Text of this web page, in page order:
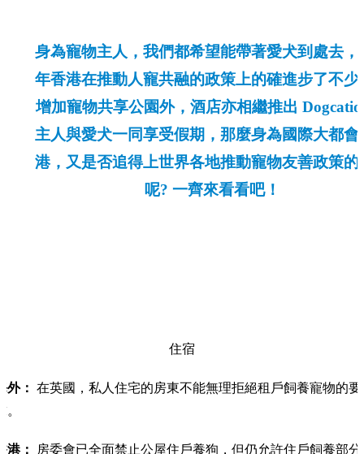
身為寵物主人，我們都希望能帶著愛犬到處去，
年香港在推動人寵共融的政策上的確進步了不少
增加寵物共享公園外，酒店亦相繼推出
主人與愛犬一同享受假期，那麼身為國際大都會
港，又是否追得上世界各地推動寵物友善政策的
呢? 一齊來看看吧！
住宿
外： 在英國，私人住宅的房東不能無理拒絕租戶飼養寵物的要
。
港：
房委會已全面禁止公屋住戶養狗，但仍允許住戶飼養部分